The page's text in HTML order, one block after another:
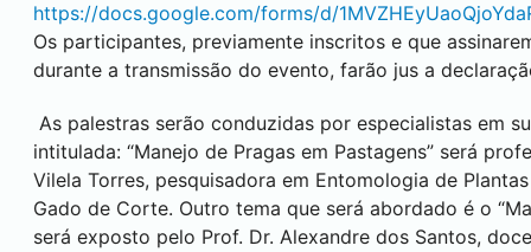
https://docs.google.com/forms/d/
Os participantes, previamente inscritos e que
durante a transmissão do evento, farão jus a
As palestras serão conduzidas por especialistas em
intitulada: “Manejo de Pragas em Pastagens” será
Vilela Torres, pesquisadora em Entomologia de
Gado de Corte. Outro tema que será abordado é o
será exposto pelo Prof. Dr. Alexandre dos Santos,